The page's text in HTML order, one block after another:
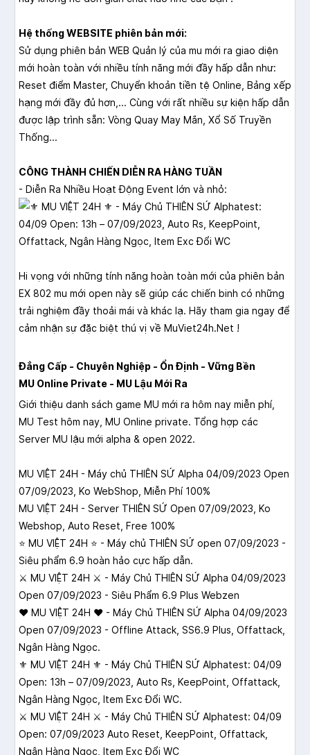
Hệ thống WEBSITE phiên bản mới:
Sử dụng phiên bản WEB Quản lý của mu mới ra giao diện
mới hoàn toàn với nhiều tính năng mới đầy hấp dẫn như:
Reset điểm Master, Chuyển khoản tiền tệ Online, Bảng xếp
hạng mới đầy đủ hơn,... Cùng với rất nhiều sự kiện hấp dẫn
được lập trình sẵn: Vòng Quay May Mắn, Xổ Số Truyền
Thống...
CÔNG THÀNH CHIẾN DIỄN RA HÀNG TUẦN
- Diễn Ra Nhiều Hoạt Động Event lớn và nhỏ:
Hi vọng với những tính năng hoàn toàn mới của phiên bản
EX 802 mu mới open này sẽ giúp các chiến binh có những
trải nghiệm đầy thoải mái và khác lạ. Hãy tham gia ngay để
cảm nhận sự đặc biệt thú vị về MuViet24h.Net !
Đẳng Cấp - Chuyên Nghiệp - Ổn Định - Vững Bền
MU Online Private - MU Lậu Mới Ra
Giới thiệu danh sách game MU mới ra hôm nay miễn phí,
MU Test hôm nay, MU Online private. Tổng hợp các
Server MU lậu mới alpha & open 2022.
MU VIỆT 24H - Máy chủ THIÊN SỨ Alpha 04/09/2023 Open
07/09/2023, Ko WebShop, Miễn Phí 100%
MU VIỆT 24H - Server THIÊN SỨ Open 07/09/2023, Ko
Webshop, Auto Reset, Free 100%
⭐️ MU VIỆT 24H ⭐️ - Máy chủ THIÊN SỨ open 07/09/2023 -
Siêu phẩm 6.9 hoàn hảo cực hấp dẫn.
⚔️ MU VIỆT 24H ⚔️ - Máy Chủ THIÊN SỨ Alpha 04/09/2023
Open 07/09/2023 - Siêu Phẩm 6.9 Plus Webzen
❤️ MU VIỆT 24H ❤️ - Máy Chủ THIÊN SỨ Alpha 04/09/2023
Open 07/09/2023 - Offline Attack, SS6.9 Plus, Offattack,
Ngân Hàng Ngọc.
⚜️ MU VIỆT 24H ⚜️ - Máy Chủ THIÊN SỨ Alphatest: 04/09
Open: 13h – 07/09/2023, Auto Rs, KeepPoint, Offattack,
Ngân Hàng Ngọc, Item Exc Đổi WC.
⚔️ MU VIỆT 24H ⚔️ - Máy Chủ THIÊN SỨ Alphatest: 04/09
Open: 07/09/2023 Auto Reset, KeepPoint, Offattack,
Ngân Hàng Ngọc, Item Exc Đổi WC